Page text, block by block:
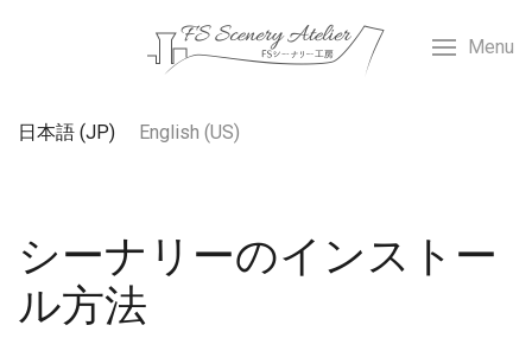
Menu
あなたが使う言語を選んでください
日本語 (JP) English (US)
シーナリーのインストー
ル方法